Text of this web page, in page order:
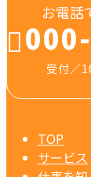
お電話
受付／
TOP
サービス